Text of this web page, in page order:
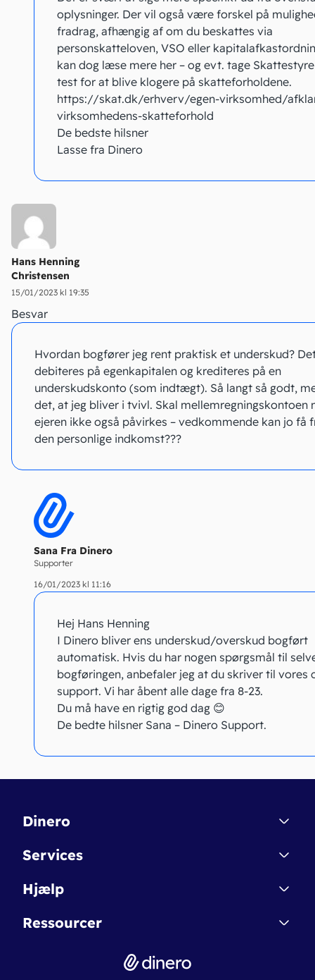
oplysninger. Der vil også være forskel på
fradrag, afhængig af om du beskattes via
personskatteloven, VSO eller
kan dog læse mere her – og evt. tage
test for at blive klogere på skatteforholdene.
https://skat.dk/erhverv/egen-virksomhed/
virksomhedens-skatteforhold
De bedste hilsner
Lasse fra Dinero
Hans Henning
Christensen
15/01/2023 kl 19:35
Besvar
Hvordan bogfører jeg rent praktisk et underskud?
debiteres på egenkapitalen og krediteres på en
underskudskonto (som indtægt). Så langt så godt,
det, at jeg bliver i tvivl. Skal mellemregningskontoen
ejeren ikke også påvirkes – vedkommende kan jo få
den personlige indkomst???
Sana Fra Dinero
Supporter
16/01/2023 kl 11:16
Hej Hans Henning
I Dinero bliver ens underskud/overskud bogført
automatisk. Hvis du har nogen spørgsmål til
bogføringen, anbefaler jeg at du skriver til vores
support. Vi har åbent alle dage fra 8-23.
Du må have en rigtig god dag 😊
De bedte hilsner Sana – Dinero Support.
Dinero
Kontakt
Betingelser & Sikkerhed
Nye funktioner
Services
Dinero Starter
Dinero Pro
Hjælp
Regnskabsordbogen
Ressourcer